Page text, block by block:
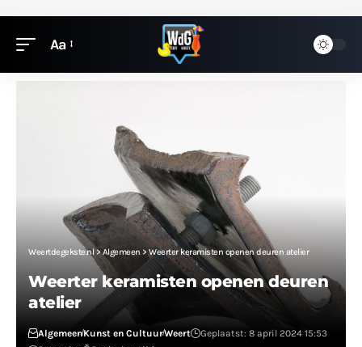
Aa
Weertdegekste.nl >Algemeen > Weerter keramisten openen deuren atelier
Weerter keramisten openen deuren
atelier
AlgemeenKunst en CultuurWeert
Geplaatst: 8 april 2024 15:53